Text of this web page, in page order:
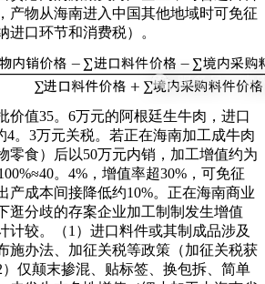
产物从海南进入中国其他地域时可免征
进口环节和消费税）。
价值35。6万元的阿根廷生牛肉，进口
4。3万元关税。若正在海南加工成牛肉
零食）后以50万元内销，加工增值约为
。4%，增值率超30%，可免征
产成本间接降低约10%。正在海南商业
逛分歧的存案企业加工制制发生增值
计较。（1）进口料件或其制成品涉及
施办法、加征关税等政策（加征关税获
仅颠末掺混、贴标签、换包拆、简单